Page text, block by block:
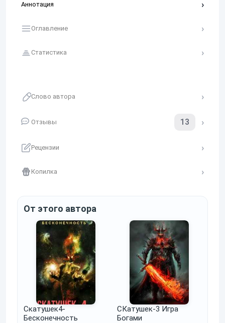
Аннотация
Оглавление
Статистика
Слово автора
Отзывы 13
Рецензии
Копилка
От этого автора
Скатушек4-
Бесконечность
СКатушек-3 Игра
Богами